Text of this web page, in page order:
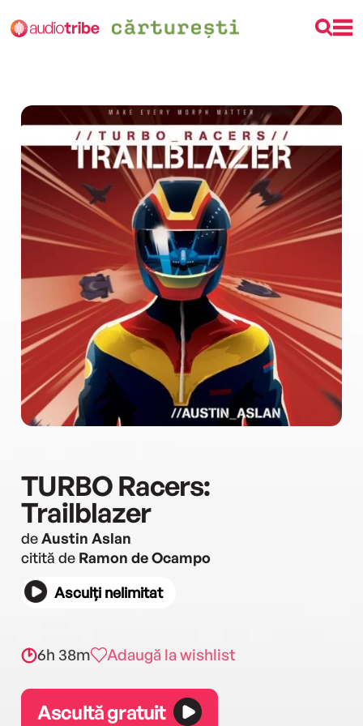
TURBO Racers:
Trailblazer
deAustin Aslan
citită de Ramon de Ocampo
Asculți nelimitat
6h 38m Adaugă la wishlist
Ascultă gratuit